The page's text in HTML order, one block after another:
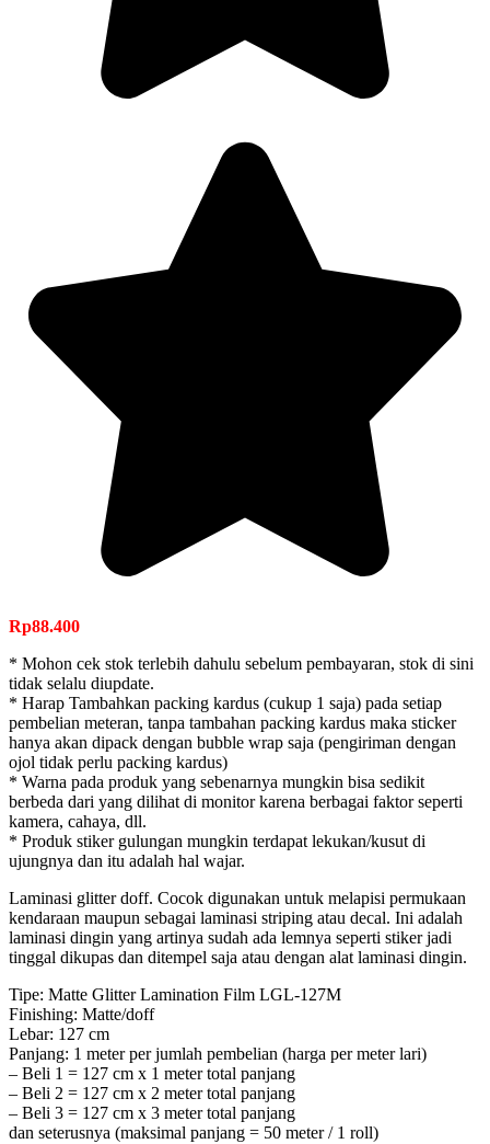
Rp88.400
* Mohon cek stok terlebih dahulu sebelum pembayaran, stok di sini
tidak selalu diupdate.
* Harap Tambahkan packing kardus (cukup 1 saja) pada setiap
pembelian meteran, tanpa tambahan packing kardus maka sticker
hanya akan dipack dengan bubble wrap saja (pengiriman dengan
ojol tidak perlu packing kardus)
* Warna pada produk yang sebenarnya mungkin bisa sedikit
berbeda dari yang dilihat di monitor karena berbagai faktor seperti
kamera, cahaya, dll.
* Produk stiker gulungan mungkin terdapat lekukan/kusut di
ujungnya dan itu adalah hal wajar.
Laminasi glitter doff. Cocok digunakan untuk melapisi permukaan
kendaraan maupun sebagai laminasi striping atau decal. Ini adalah
laminasi dingin yang artinya sudah ada lemnya seperti stiker jadi
tinggal dikupas dan ditempel saja atau dengan alat laminasi dingin.
Tipe: Matte Glitter Lamination Film LGL-127M
Finishing: Matte/doff
Lebar: 127 cm
Panjang: 1 meter per jumlah pembelian (harga per meter lari)
– Beli 1 = 127 cm x 1 meter total panjang
– Beli 2 = 127 cm x 2 meter total panjang
– Beli 3 = 127 cm x 3 meter total panjang
dan seterusnya (maksimal panjang = 50 meter / 1 roll)